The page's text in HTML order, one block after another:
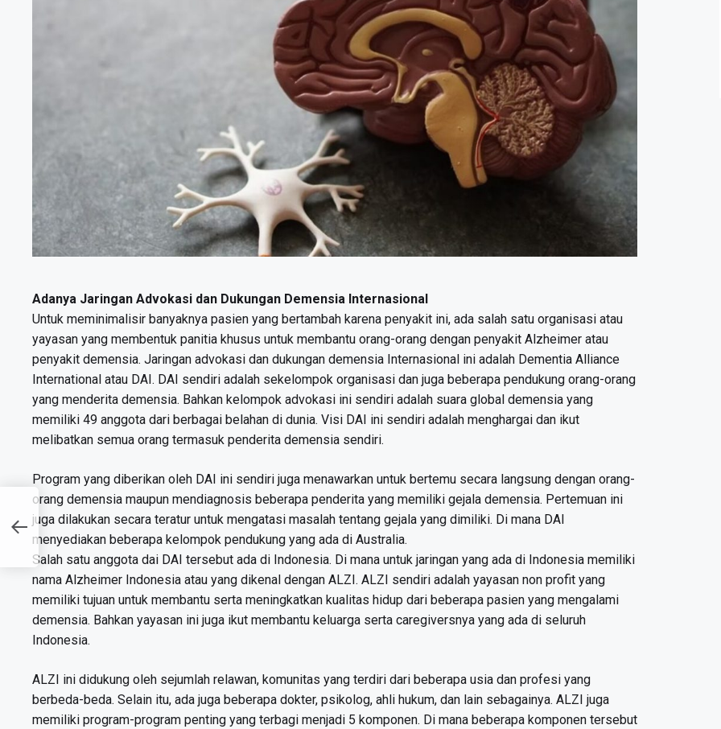
Adanya Jaringan Advokasi dan Dukungan Demensia Internasional
Untuk meminimalisir banyaknya pasien yang bertambah karena penyakit ini, ada salah satu organisasi atau
yayasan yang membentuk panitia khusus untuk membantu orang-orang dengan penyakit Alzheimer atau
penyakit demensia. Jaringan advokasi dan dukungan demensia Internasional ini adalah Dementia Alliance
International atau DAI. DAI sendiri adalah sekelompok organisasi dan juga beberapa pendukung orang-orang
yang menderita demensia. Bahkan kelompok advokasi ini sendiri adalah suara global demensia yang
memiliki 49 anggota dari berbagai belahan di dunia. Visi DAI ini sendiri adalah menghargai dan ikut
melibatkan semua orang termasuk penderita demensia sendiri.
Program yang diberikan oleh DAI ini sendiri juga menawarkan untuk bertemu secara langsung dengan orang-
orang demensia maupun mendiagnosis beberapa penderita yang memiliki gejala demensia. Pertemuan ini
juga dilakukan secara teratur untuk mengatasi masalah tentang gejala yang dimiliki. Di mana DAI
menyediakan beberapa kelompok pendukung yang ada di Australia.
Salah satu anggota dai DAI tersebut ada di Indonesia. Di mana untuk jaringan yang ada di Indonesia memiliki
nama Alzheimer Indonesia atau yang dikenal dengan ALZI. ALZI sendiri adalah yayasan non profit yang
memiliki tujuan untuk membantu serta meningkatkan kualitas hidup dari beberapa pasien yang mengalami
demensia. Bahkan yayasan ini juga ikut membantu keluarga serta caregiversnya yang ada di seluruh
Indonesia.
ALZI ini didukung oleh sejumlah relawan, komunitas yang terdiri dari beberapa usia dan profesi yang
berbeda-beda. Selain itu, ada juga beberapa dokter, psikolog, ahli hukum, dan lain sebagainya. ALZI juga
memiliki program-program penting yang terbagi menjadi 5 komponen. Di mana beberapa komponen tersebut